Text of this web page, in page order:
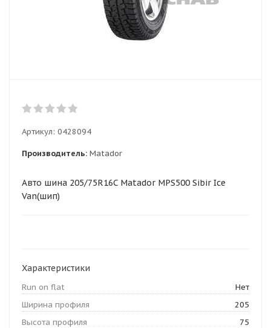
Артикул: 0428094
Производитель: Matador
Авто шина 205/75R16C Matador MPS500 Sibir Ice
Van(шип)
Характеристики
Run on flat
Нет
Ширина профиля
205
Высота профиля
75